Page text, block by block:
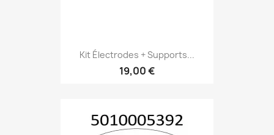
Kit Électrodes + Supports...
19,00 €